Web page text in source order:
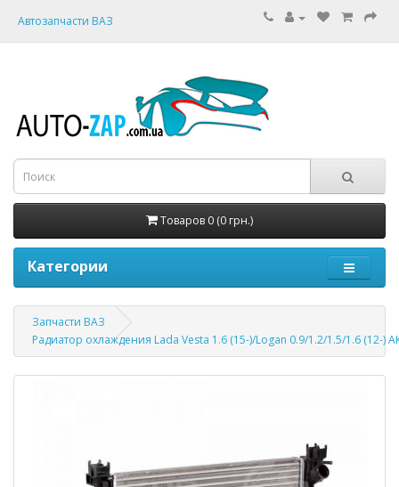
Автозапчасти ВАЗ
Товаров 0 (0 грн.)
Категории
Запчасти ВАЗ
Радиатор охлаждения Lada Vesta 1.6 (15-)/Logan 0.9/1.2/1.5/1.6 (12-)